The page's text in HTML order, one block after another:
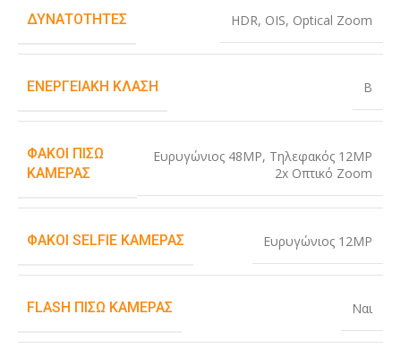
ΔΥΝΑΤΌΤΗΤΕΣ HDR, OIS, Optical Zoom
ΕΝΕΡΓΕΙΑΚΉ ΚΛΆΣΗ B
ΦΑΚΟΊ ΠΊΣΩ
ΚΆΜΕΡΑΣ
Ευρυγώνιος 48MP, Τηλεφακός 12MP
2x Οπτικό Zoom
ΦΑΚΟΊ SELFIE ΚΆΜΕΡΑΣ Ευρυγώνιος 12MP
FLASH ΠΊΣΩ ΚΆΜΕΡΑΣ Ναι